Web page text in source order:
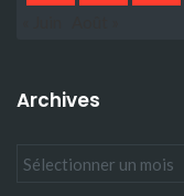
Archives